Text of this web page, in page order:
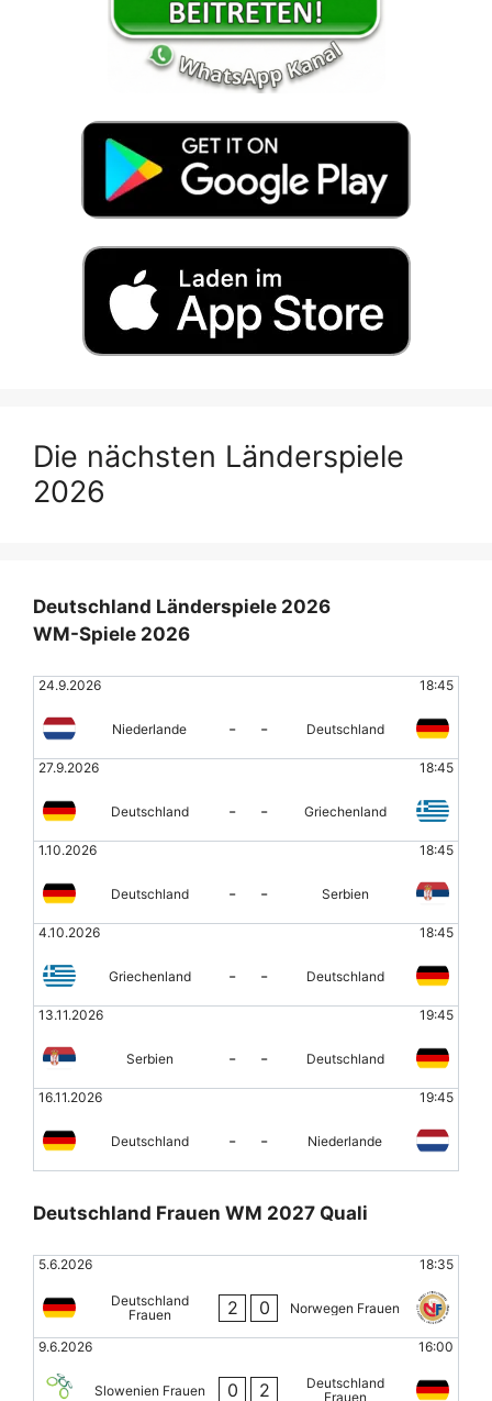
Die nächsten Länderspiele
2026
Deutschland Länderspiele 2026
WM-Spiele 2026
24.9.2026 18:45
Niederlande - - Deutschland
27.9.2026 18:45
Deutschland - - Griechenland
1.10.2026 18:45
Deutschland - - Serbien
4.10.2026 18:45
Griechenland - - Deutschland
13.11.2026 19:45
Serbien - - Deutschland
16.11.2026 19:45
Deutschland - - Niederlande
Deutschland Frauen WM 2027 Quali
5.6.2026 18:35
Deutschland
Frauen
2 0 Norwegen Frauen
9.6.2026 16:00
Slowenien Frauen 0 2
Deutschland
Frauen